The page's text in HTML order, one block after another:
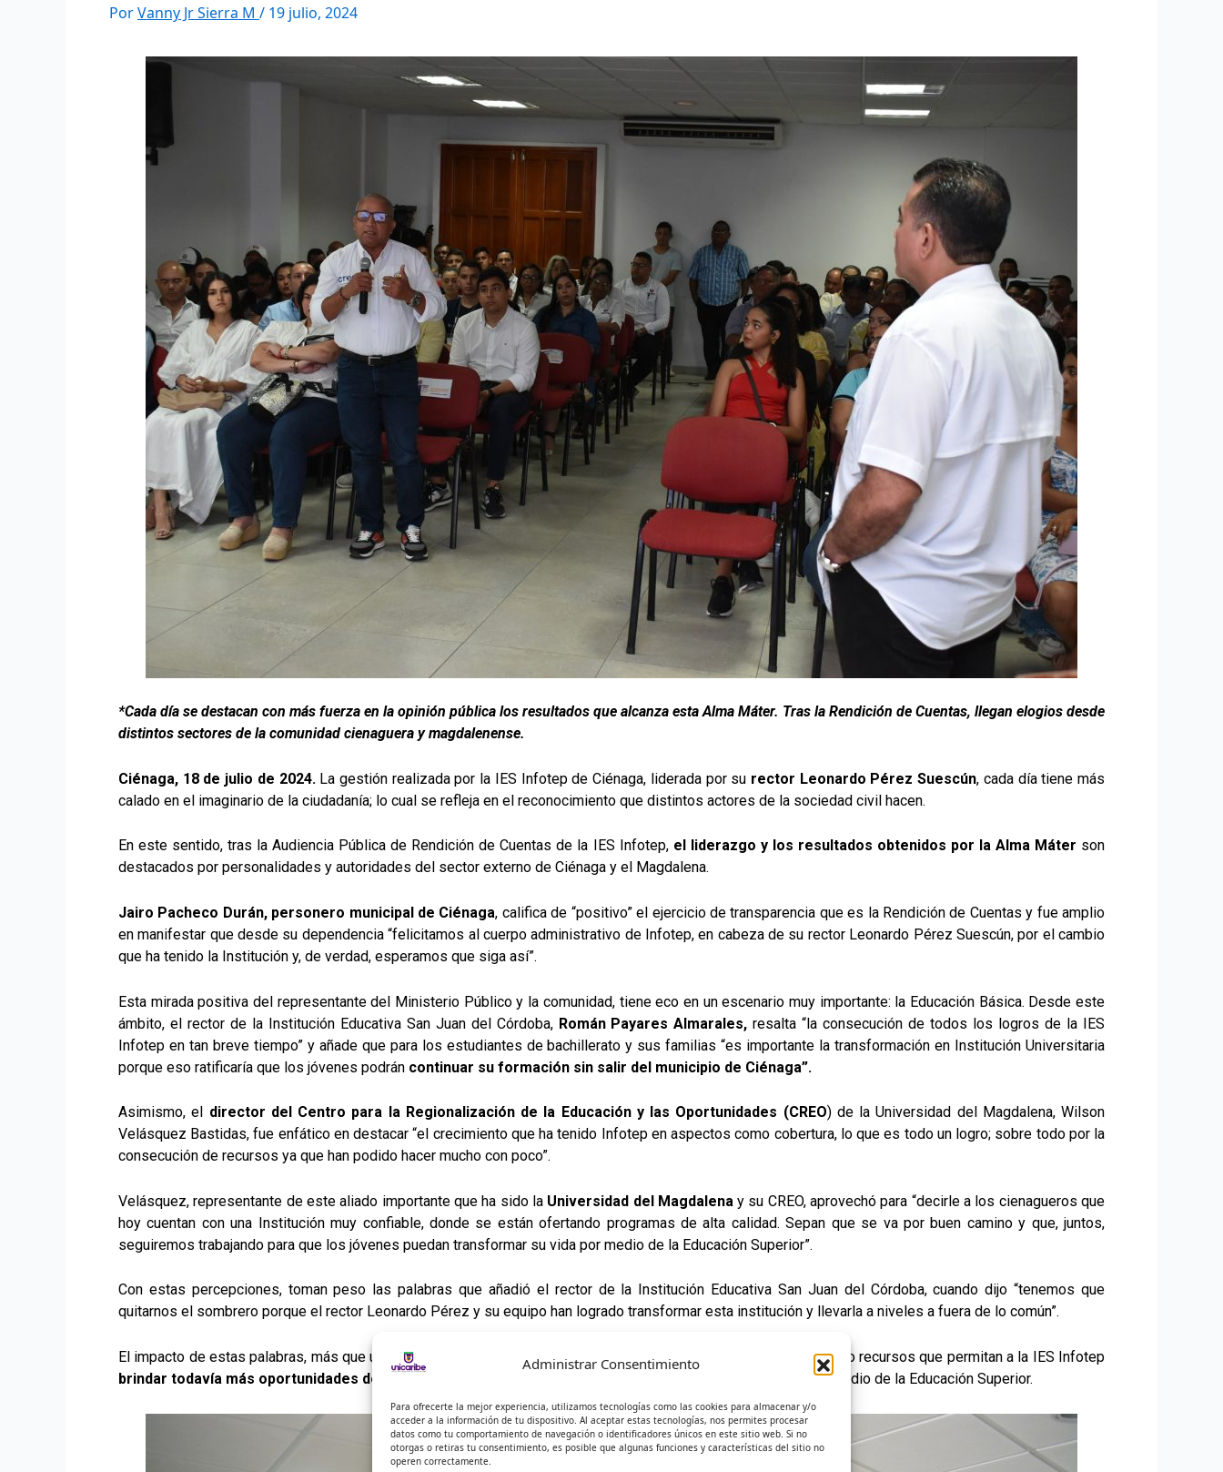
Administrar Consentimiento
Para ofrecerte la mejor experiencia, utilizamos tecnologías como las cookies para almacenar y/o
acceder a la información de tu dispositivo. Al aceptar estas tecnologías, nos permites procesar
datos como tu comportamiento de navegación o identificadores únicos en este sitio web. Si no
otorgas o retiras tu consentimiento, es posible que algunas funciones y características del sitio no
operen correctamente.
PorVanny Jr Sierra M / 19 julio, 2024
*Cada día se destacan con más fuerza en la opinión pública los resultados que alcanza esta Alma Máter. Tras la Rendición de Cuentas, llegan elogios desde
distintos sectores de la comunidad cienaguera y magdalenense.
Ciénaga, 18 de julio de 2024. La gestión realizada por la IES Infotep de Ciénaga, liderada por su rector Leonardo Pérez Suescún, cada día tiene más
calado en el imaginario de la ciudadanía; lo cual se refleja en el reconocimiento que distintos actores de la sociedad civil hacen.
En este sentido, tras la Audiencia Pública de Rendición de Cuentas de la IES Infotep, el liderazgo y los resultados obtenidos por la Alma Máter son
destacados por personalidades y autoridades del sector externo de Ciénaga y el Magdalena.
Jairo Pacheco Durán, personero municipal de Ciénaga, califica de “positivo” el ejercicio de transparencia que es la Rendición de Cuentas y fue amplio
en manifestar que desde su dependencia “felicitamos al cuerpo administrativo de Infotep, en cabeza de su rector Leonardo Pérez Suescún, por el cambio
que ha tenido la Institución y, de verdad, esperamos que siga así”.
Esta mirada positiva del representante del Ministerio Público y la comunidad, tiene eco en un escenario muy importante: la Educación Básica. Desde este
ámbito, el rector de la Institución Educativa San Juan del Córdoba, Román Payares Almarales, resalta “la consecución de todos los logros de la IES
Infotep en tan breve tiempo” y añade que para los estudiantes de bachillerato y sus familias “es importante la transformación en Institución Universitaria
porque eso ratificaría que los jóvenes podrán continuar su formación sin salir del municipio de Ciénaga”.
Asimismo, el director del Centro para la Regionalización de la Educación y las Oportunidades (CREO) de la Universidad del Magdalena, Wilson
Velásquez Bastidas, fue enfático en destacar “el crecimiento que ha tenido Infotep en aspectos como cobertura, lo que es todo un logro; sobre todo por la
consecución de recursos ya que han podido hacer mucho con poco”.
Velásquez, representante de este aliado importante que ha sido la Universidad del Magdalena y su CREO, aprovechó para “decirle a los cienagueros que
hoy cuentan con una Institución muy confiable, donde se están ofertando programas de alta calidad. Sepan que se va por buen camino y que, juntos,
seguiremos trabajando para que los jóvenes puedan transformar su vida por medio de la Educación Superior”.
Con estas percepciones, toman peso las palabras que añadió el rector de la Institución Educativa San Juan del Córdoba, cuando dijo “tenemos que
quitarnos el sombrero porque el rector Leonardo Pérez y su equipo han logrado transformar esta institución y llevarla a niveles a fuera de lo común”.
El impacto de estas palabras, más que una felicitación, se convierten en un aporte de impulso a seguir gestionando recursos que permitan a la IES Infotep
brindar todavía más oportunidades de transformación de las vidas
y de los territorios magdalenenses por medio de la Educación Superior.